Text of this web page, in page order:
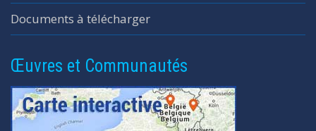
Documents à télécharger
Œuvres et Communautés